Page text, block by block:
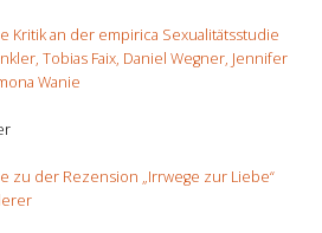
Kritik an der empirica Sexualitätsstudie
Tobias Faix, Daniel Wegner, Jennifer
Wanie
zu der Rezension „Irrwege zur Liebe“